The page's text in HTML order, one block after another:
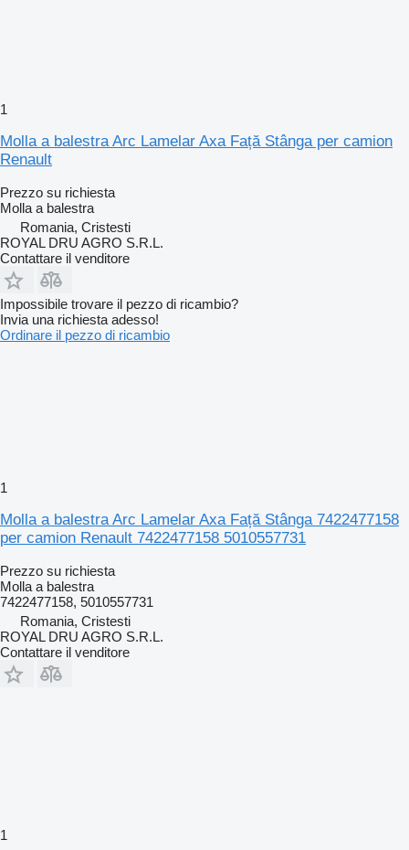
1
Molla a balestra Arc Lamelar Axa Față Stânga per camion
Renault
Prezzo su richiesta
Molla a balestra
Romania, Cristesti
ROYAL DRU AGRO S.R.L.
Contattare il venditore
Impossibile trovare il pezzo di ricambio?
Invia una richiesta adesso!
Ordinare il pezzo di ricambio
1
Molla a balestra Arc Lamelar Axa Față Stânga 7422477158
per camion Renault 7422477158 5010557731
Prezzo su richiesta
Molla a balestra
7422477158, 5010557731
Romania, Cristesti
ROYAL DRU AGRO S.R.L.
Contattare il venditore
1